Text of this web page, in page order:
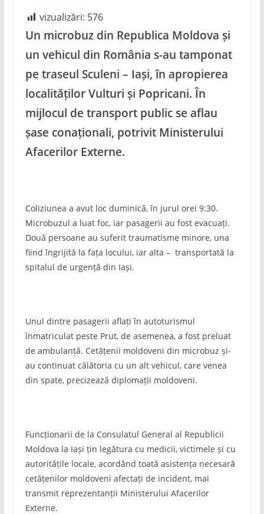
vizualizări: 576
Un microbuz din Republica Moldova și
un vehicul din România s-au tamponat
pe traseul Sculeni – Iași, în apropierea
localităților Vulturi și Popricani. În
mijlocul de transport public se aflau
șase conaționali, potrivit Ministerului
Afacerilor Externe.
Coliziunea a avut loc duminică, în jurul orei 9:30.
Microbuzul a luat foc, iar pasagerii au fost evacuați.
Două persoane au suferit traumatisme minore, una
fiind îngrijită la fața locului, iar alta – transportată la
spitalul de urgență din Iași.
Unul dintre pasagerii aflați în autoturismul
înmatriculat peste Prut, de asemenea, a fost preluat
de ambulanță. Cetățenii moldoveni din microbuz și-
au continuat călătoria cu un alt vehicul, care venea
din spate, precizează diplomații moldoveni.
Funcționarii de la Consulatul General al Republicii
Moldova la Iași țin legătura cu medicii, victimele și cu
autoritățile locale, acordând toată asistența necesară
cetățenilor moldoveni afectați de incident, mai
transmit reprezentanții Ministerului Afacerilor
Externe.